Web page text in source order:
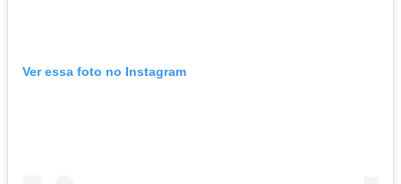
Ver essa foto no Instagram